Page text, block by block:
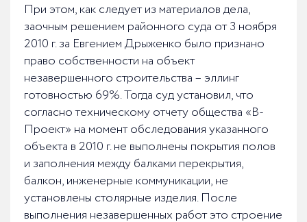
При этом, как следует из материалов дела,
заочным решением районного суда от 3 ноября
2010 г. за Евгением Дрыженко было признано
право собственности на объект
незавершенного строительства – эллинг
готовностью 69%. Тогда суд установил, что
согласно техническому отчету общества «В-
Проект» на момент обследования указанного
объекта в 2010 г. не выполнены покрытия полов
и заполнения между балками перекрытия,
балкон, инженерные коммуникации, не
установлены столярные изделия. После
выполнения незавершенных работ это строение